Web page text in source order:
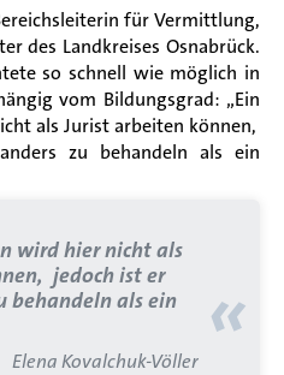
für Vermittlung,
des Landkreises Osnabrück.
so schnell wie möglich in
vom Bildungsgrad: „Ein
als Jurist arbeiten können,
zu behandeln als ein
wird hier nicht als
jedoch ist er
behandeln als ein
«
Elena Kovalchuk-Völler